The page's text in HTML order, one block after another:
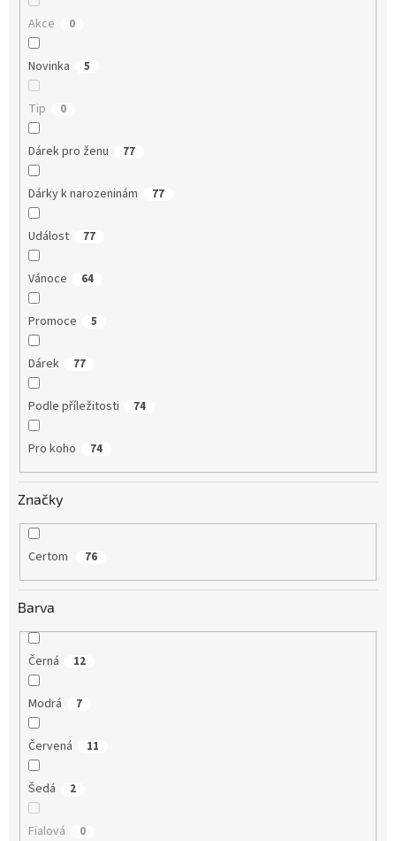
Akce 0
Novinka 5
Tip 0
Dárek pro ženu 77
Dárky k narozeninám 77
Událost 77
Vánoce 64
Promoce 5
Dárek 77
Podle příležitosti 74
Pro koho 74
Značky
Certom 76
Barva
Černá 12
Modrá 7
Červená 11
Šedá 2
Fialová 0